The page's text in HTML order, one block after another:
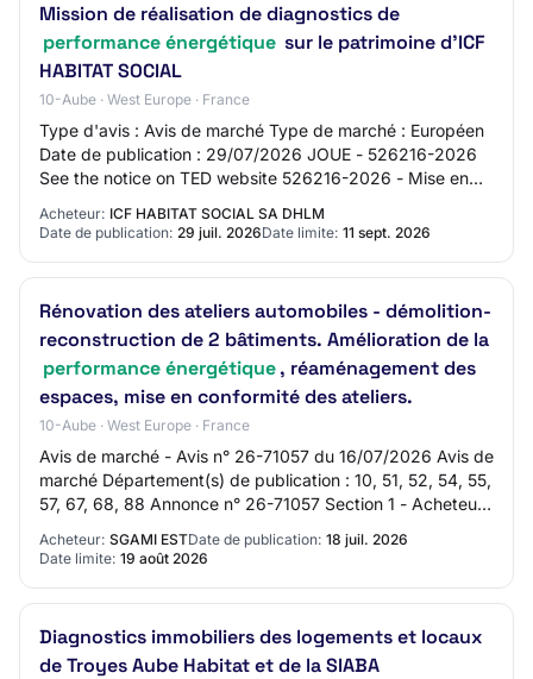
Mission de réalisation de diagnostics de
performance énergétique sur le patrimoine d'ICF
HABITAT SOCIAL
10-Aube · West Europe · France
Type d'avis : Avis de marché Type de marché : Européen
Date de publication : 29/07/2026 JOUE - 526216-2026
See the notice on TED website 526216-2026 - Mise en
Acheteur: ICF HABITAT SOCIAL SA DHLM
Date de publication: 29 juil. 2026Date limite: 11 sept. 2026
Rénovation des ateliers automobiles - démolition-
reconstruction de 2 bâtiments. Amélioration de la
performance énergétique, réaménagement des
espaces, mise en conformité des ateliers.
10-Aube · West Europe · France
Avis de marché - Avis n° 26-71057 du 16/07/2026 Avis de
marché Département(s) de publication : 10, 51, 52, 54, 55,
57, 67, 68, 88 Annonce n° 26-71057 Section 1 - Acheteur
Acheteur: SGAMI ESTDate de publication: 18 juil. 2026
Date limite: 19 août 2026
Diagnostics immobiliers des logements et locaux
de Troyes Aube Habitat et de la SIABA